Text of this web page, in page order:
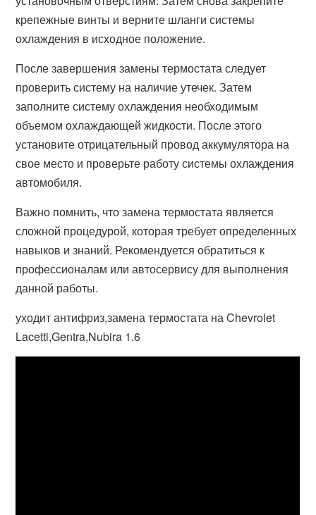
крепежные винты и верните шланги системы
охлаждения в исходное положение.
После завершения замены термостата следует
проверить систему на наличие утечек. Затем
заполните систему охлаждения необходимым
объемом охлаждающей жидкости. После этого
установите отрицательный провод аккумулятора на
свое место и проверьте работу системы охлаждения
автомобиля.
Важно помнить, что замена термостата является
сложной процедурой, которая требует определенных
навыков и знаний. Рекомендуется обратиться к
профессионалам или автосервису для выполнения
данной работы.
уходит антифриз,замена термостата на Chevrolet
Lacetti,Gentra,Nubira 1.6